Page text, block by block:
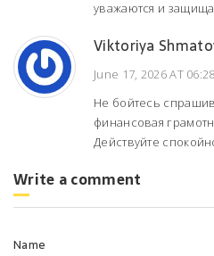
уважаются и
Viktoriya
June 17, 2026 AT
Не бойтесь
финансовая
Действуйте
Write a comment
Name